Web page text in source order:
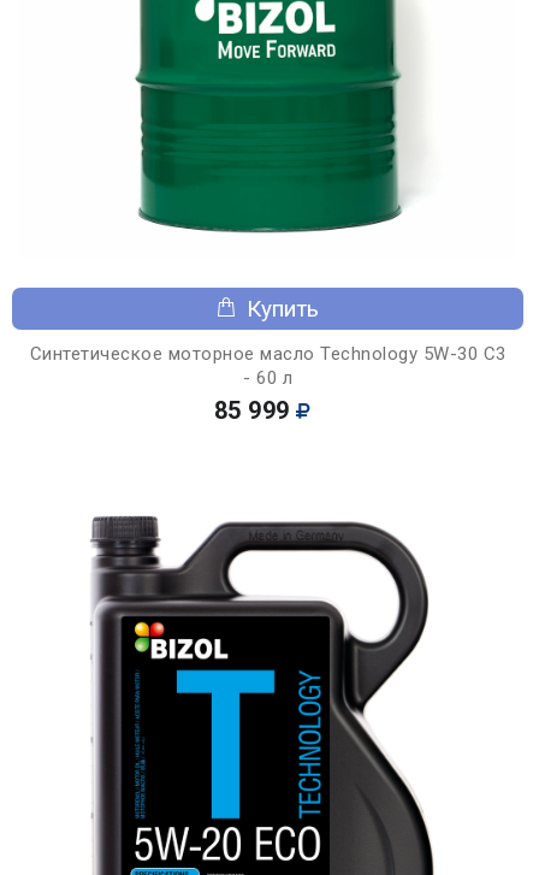
Купить
Синтетическое моторное масло Technology 5W-30 C3
- 60 л
85 999